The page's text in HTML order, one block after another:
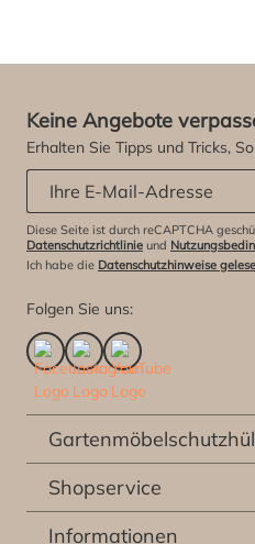
Keine Angebote
Erhalten Sie Tipps und Tricks,
Diese Seite ist durch reCAPTCHA
Datenschutzrichtlinie und
Ich habe die Datenschutzhinweise
Folgen Sie uns:
Shopservice
Informationen